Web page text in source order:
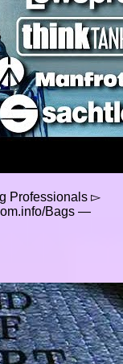
Professionals ▻
Bags —